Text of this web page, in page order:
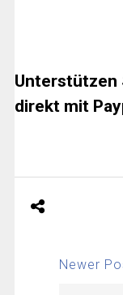
Unterstützen
direkt mit
Newer